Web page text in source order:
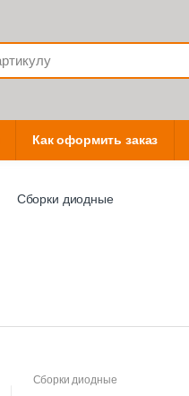
Как оформить заказ
Сборки диодные
Сборки диодные